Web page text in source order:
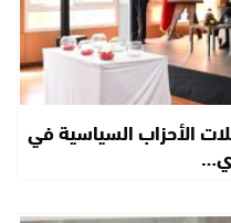
الأحزاب السياسية في